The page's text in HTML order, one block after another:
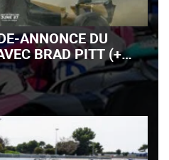
ANNONCE DU
BRAD PITT (+